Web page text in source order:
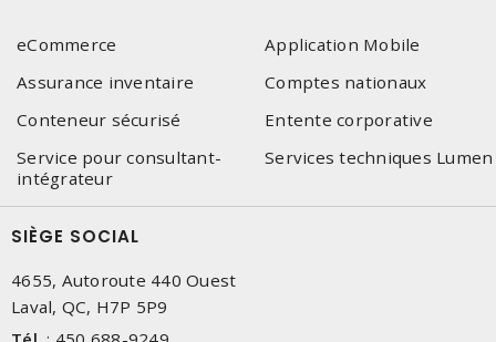
eCommerce
Application Mobile
Assurance inventaire
Comptes nationaux
Conteneur sécurisé
Entente corporative
Service pour consultant-
intégrateur
Services techniques Lumen
SIÈGE SOCIAL
4655, Autoroute 440 Ouest
Laval, QC, H7P 5P9